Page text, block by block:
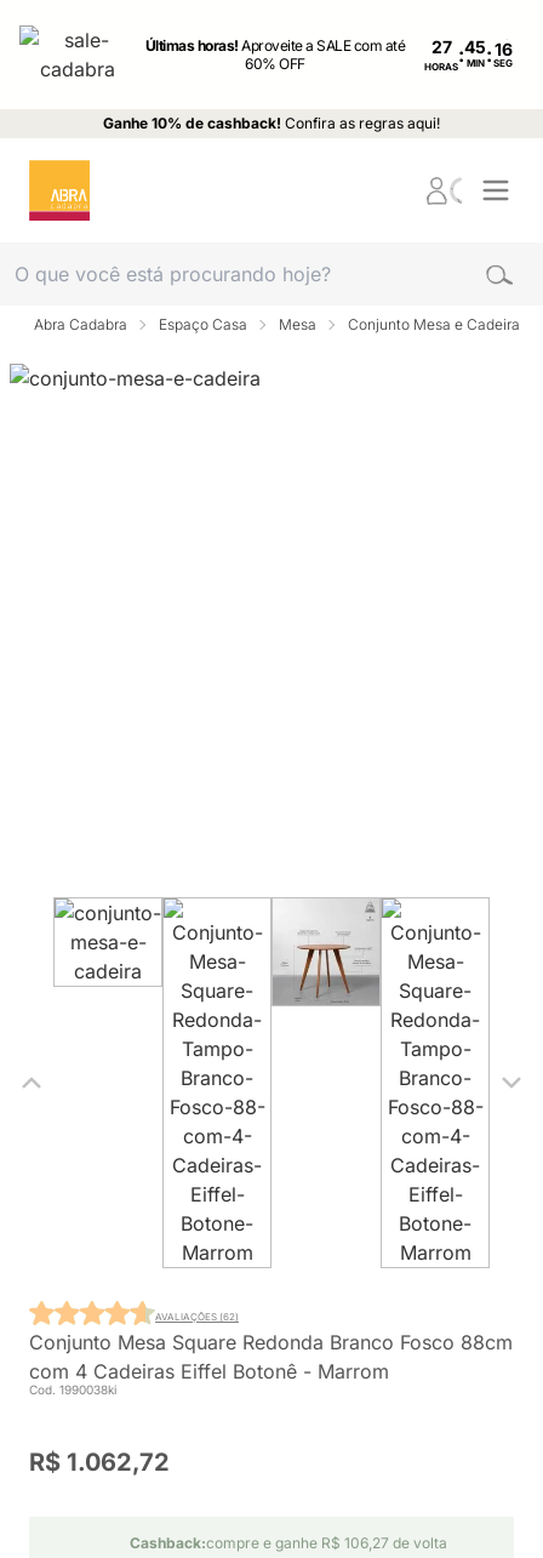
Últimas horas!Aproveite a SALE com até
60% OFF
27
HORAS: MIN : SEG
Ganhe 10% de cashback! Confira as regras aqui!
Abra Cadabra Espaço Casa Mesa Conjunto Mesa e Cadeira
Conjunto Mesa Square Redonda Branco Fosco 88cm
com 4 Cadeiras Eiffel Botonê - Marrom
Cod. 1990038ki
AVALIAÇÕES (62)
R$ 1.062,72
Cashback:compre e ganhe R$ 106,27 de volta